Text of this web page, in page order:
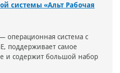
системы «Альт Рабочая
операционная система с
поддерживает самое
и содержит большой набор